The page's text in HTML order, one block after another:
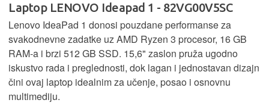
Laptop LENOVO Ideapad 1 - 82VG00V5SC
Lenovo IdeaPad 1 donosi pouzdane performanse za
svakodnevne zadatke uz AMD Ryzen 3 procesor, 16 GB
RAM-a i brzi 512 GB SSD. 15,6" zaslon pruža ugodno
iskustvo rada i preglednosti, dok lagan i jednostavan dizajn
čini ovaj laptop idealnim za učenje, posao i osnovnu
multimediju.